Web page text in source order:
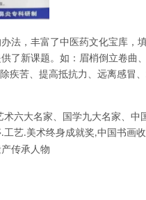
，丰富了中医药文化宝库，
了新课题。如：眉梢倒立卷曲
疾苦、提高抵抗力、远离感冒
术六大名家、国学九大名家、中
.工艺.美术终身成就奖,中国书画
传承人物